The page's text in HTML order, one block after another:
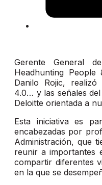
Gerente General
Headhunting People
Danilo Rojic,
4.0… y las señales
Deloitte orientada a
Esta iniciativa es
encabezadas por
Administración, que
reunir a importantes
compartir diferentes
en la que se